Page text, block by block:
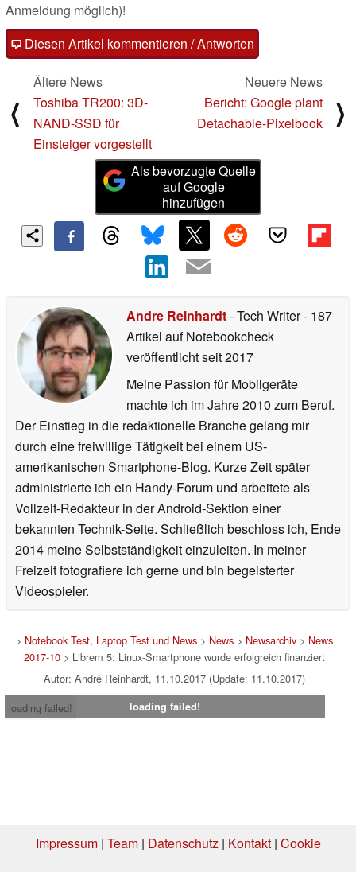
Anmeldung möglich)!
Diesen Artikel kommentieren / Antworten
⟨
Ältere News
Toshiba TR200: 3D-
NAND-SSD für
Einsteiger vorgestellt
Neuere News
Bericht: Google plant
Detachable-Pixelbook
⟩
Als bevorzugte Quelle
auf Google
hinzufügen
Andre Reinhardt- Tech Writer- 187
Artikel auf Notebookcheck
veröffentlichtseit 2017
Meine Passion für Mobilgeräte
machte ich im Jahre 2010 zum Beruf.
Der Einstieg in die redaktionelle Branche gelang mir
durch eine freiwillige Tätigkeit bei einem US-
amerikanischen Smartphone-Blog. Kurze Zeit später
administrierte ich ein Handy-Forum und arbeitete als
Vollzeit-Redakteur in der Android-Sektion einer
bekannten Technik-Seite. Schließlich beschloss ich, Ende
2014 meine Selbstständigkeit einzuleiten. In meiner
Freizeit fotografiere ich gerne und bin begeisterter
Videospieler.
> Notebook Test, Laptop Test und News> News> Newsarchiv> News
2017-10> Librem 5: Linux-Smartphone wurde erfolgreich finanziert
Autor: André Reinhardt, 11.10.2017 (Update: 11.10.2017)
loading failed!
loading failed!
Impressum| Team| Datenschutz| Kontakt| Cookie